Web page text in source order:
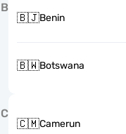
B
🇧🇯Benin
🇧🇼Botswana
C
🇨🇲Camerun